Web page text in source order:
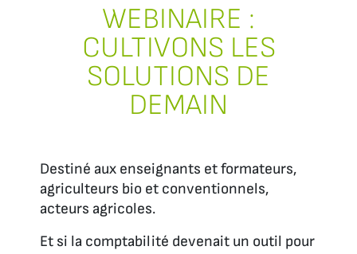
WEBINAIRE :
CULTIVONS LES
SOLUTIONS DE
DEMAIN
Destiné aux enseignants et formateurs,
agriculteurs bio et conventionnels,
acteurs agricoles.
Et si la comptabilité devenait un outil pour